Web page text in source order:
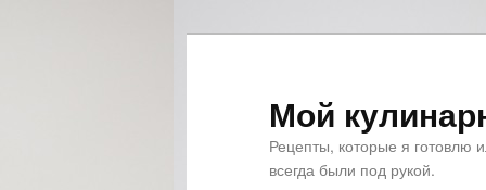
Мой
Рецепты, которые я готовлю
всегда были под рукой.